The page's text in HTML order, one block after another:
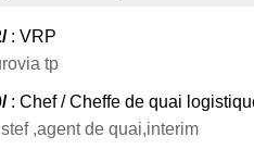
: VRP
tp
: Chef / Cheffe de quai
stef ,agent de quai,interim